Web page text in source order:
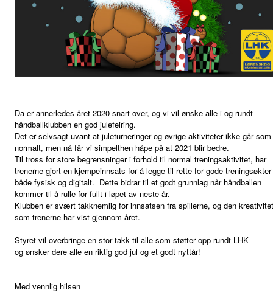
Da er annerledes året 2020 snart over, og vi vil ønske alle i og rundt
håndballklubben en god julefeiring.
Det er selvsagt uvant at juleturneringer og øvrige aktiviteter ikke går som
normalt, men nå får vi simpelthen håpe på at 2021 blir bedre.
Til tross for store begrensninger i forhold til normal treningsaktivitet, har
trenerne gjort en kjempeinnsats for å legge til rette for gode treningsøkter
både fysisk og digitalt. Dette bidrar til et godt grunnlag når håndballen
kommer til å rulle for fullt i løpet av neste år.
Klubben er svært takknemlig for innsatsen fra spillerne, og den kreativitet
som trenerne har vist gjennom året.
Styret vil overbringe en stor takk til alle som støtter opp rundt LHK
og ønsker dere alle en riktig god jul og et godt nyttår!
Med vennlig hilsen